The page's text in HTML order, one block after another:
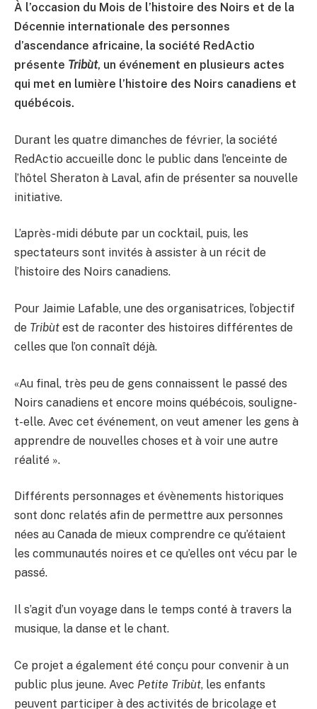
À l’occasion du Mois de l’histoire des Noirs et de la
Décennie internationale des personnes
d’ascendance africaine, la société RedActio
présente Tribùt, un événement en plusieurs actes
qui met en lumière l’histoire des Noirs canadiens et
québécois.
Durant les quatre dimanches de février, la société
RedActio accueille donc le public dans l’enceinte de
l’hôtel Sheraton à Laval, afin de présenter sa nouvelle
initiative.
L’après-midi débute par un cocktail, puis, les
spectateurs sont invités à assister à un récit de
l’histoire des Noirs canadiens.
Pour Jaimie Lafable, une des organisatrices, l’objectif
de Tribùt est de raconter des histoires différentes de
celles que l’on connaît déjà.
«Au final, très peu de gens connaissent le passé des
Noirs canadiens et encore moins québécois, souligne-
t-elle. Avec cet événement, on veut amener les gens à
apprendre de nouvelles choses et à voir une autre
réalité ».
Différents personnages et évènements historiques
sont donc relatés afin de permettre aux personnes
nées au Canada de mieux comprendre ce qu’étaient
les communautés noires et ce qu’elles ont vécu par le
passé.
Il s’agit d’un voyage dans le temps conté à travers la
musique, la danse et le chant.
Ce projet a également été conçu pour convenir à un
public plus jeune. Avec Petite Tribùt, les enfants
peuvent participer à des activités de bricolage et